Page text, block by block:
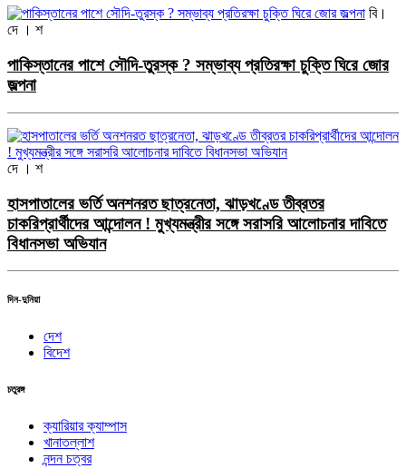
বি।
দে । শ
পাকিস্তানের পাশে সৌদি-তুরস্ক ? সম্ভাব্য প্রতিরক্ষা চুক্তি ঘিরে জোর
জল্পনা
দে । শ
হাসপাতালের ভর্তি অনশনরত ছাত্রনেতা, ঝাড়খণ্ডে তীব্রতর
চাকরিপ্রার্থীদের আন্দোলন ! মুখ্যমন্ত্রীর সঙ্গে সরাসরি আলোচনার দাবিতে
বিধানসভা অভিযান
দিন-দুনিয়া
দেশ
বিদেশ
চতুরঙ্গ
ক্যারিয়ার ক্যাম্পাস
খানাতল্লাশ
নন্দন চত্বর